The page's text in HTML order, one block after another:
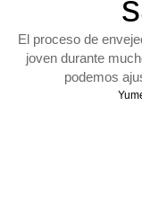
El proceso de
joven durante
podemos